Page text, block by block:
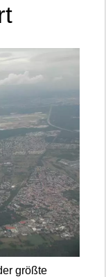
größte